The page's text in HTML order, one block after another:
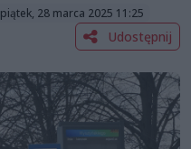
piątek, 28 marca 2025 11:25
Udostępnij